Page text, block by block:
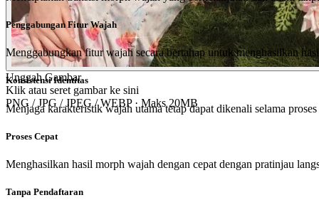
Unggah Gambar
Klik atau seret gambar ke sini
PNG / JPG / JPEG / WEBP · Maks 20MB
Penggabungan Fitur Wajah
Menggabungkan fitur wajah secara bertahap untuk menghasilkan
Konsistensi Identitas
Menjaga karakteristik wajah utama tetap dapat dikenali selama
Proses Cepat
Menghasilkan hasil morph wajah dengan cepat dengan pratinjau
Tanpa Pendaftaran